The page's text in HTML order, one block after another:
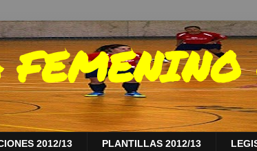
2012/13 PLANTILLAS 2012/13